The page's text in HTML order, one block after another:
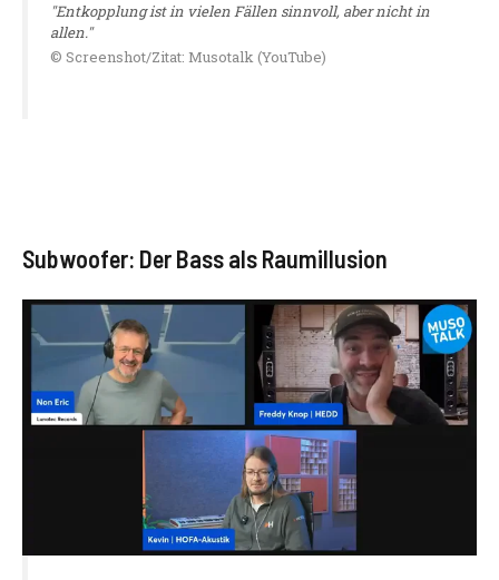
"Entkopplung ist in vielen Fällen sinnvoll, aber nicht in
allen."
© Screenshot/Zitat: Musotalk (YouTube)
Subwoofer: Der Bass als Raumillusion